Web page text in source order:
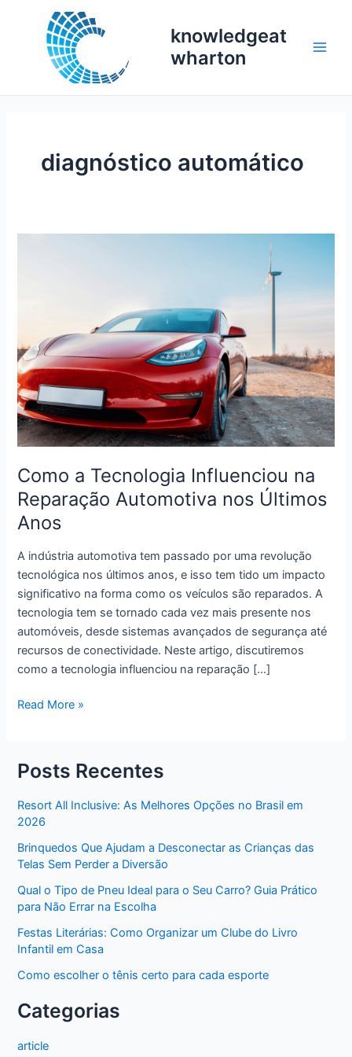
knowledgeat
wharton
diagnóstico automático
Como a Tecnologia Influenciou na
Reparação Automotiva nos Últimos
Anos
A indústria automotiva tem passado por uma revolução
tecnológica nos últimos anos, e isso tem tido um impacto
significativo na forma como os veículos são reparados. A
tecnologia tem se tornado cada vez mais presente nos
automóveis, desde sistemas avançados de segurança até
recursos de conectividade. Neste artigo, discutiremos
como a tecnologia influenciou na reparação […]
Como
Influenciou
na
Reparação
Automotiva
Últimos
Read More »
Posts Recentes
Resort All Inclusive: As Melhores Opções no Brasil em
2026
Brinquedos Que Ajudam a Desconectar as Crianças das
Telas Sem Perder a Diversão
Qual o Tipo de Pneu Ideal para o Seu Carro? Guia Prático
para Não Errar na Escolha
Festas Literárias: Como Organizar um Clube do Livro
Infantil em Casa
Como escolher o tênis certo para cada esporte
Categorias
article